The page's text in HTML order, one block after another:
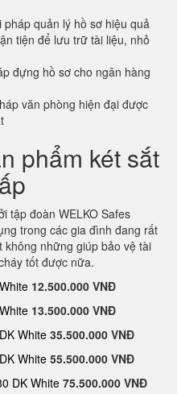
pháp quản lý hồ sơ hiệu quả
tiện để lưu trữ tài liệu, nhỏ
đựng hồ sơ cho ngân hàng
văn phòng hiện đại được
phẩm két sắt
tập đoàn WELKO Safes
trong các gia đình đang rất
những giúp bảo vệ tài
tốt được nữa.
12.500.000 VNĐ
13.500.000 VNĐ
White 35.500.000 VNĐ
White 55.500.000 VNĐ
DK White 75.500.000 VNĐ